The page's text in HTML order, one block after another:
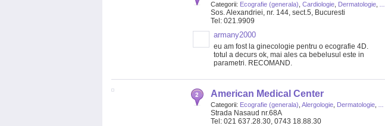
Categorii: Ecografie (generala) Cardiologie Dermatologie
Sos. Alexandriei, nr. 144, sect.5, Bucuresti
Tel: 021.9909
armany2000
eu am fost la ginecologie pentru o ecografie 4D.
totul a decurs ok, mai ales ca bebelusul este in
parametri. RECOMAND.
American Medical Center
Categorii: Ecografie (generala) Alergologie Dermatologie
Strada Nasaud nr.68A
Tel: 021 637.28.30, 0743 18.88.30